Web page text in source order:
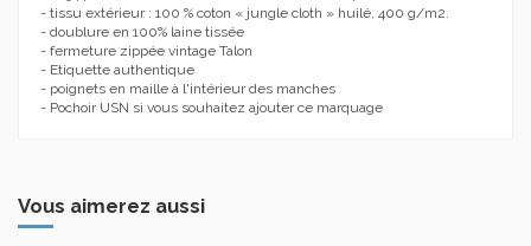
- tissu extérieur : 100 % coton « jungle cloth » huilé, 400 g/m2.
- doublure en 100% laine tissée
- fermeture zippée vintage Talon
- Etiquette authentique
- poignets en maille à l'intérieur des manches
- Pochoir USN si vous souhaitez ajouter ce marquage
Vous aimerez aussi